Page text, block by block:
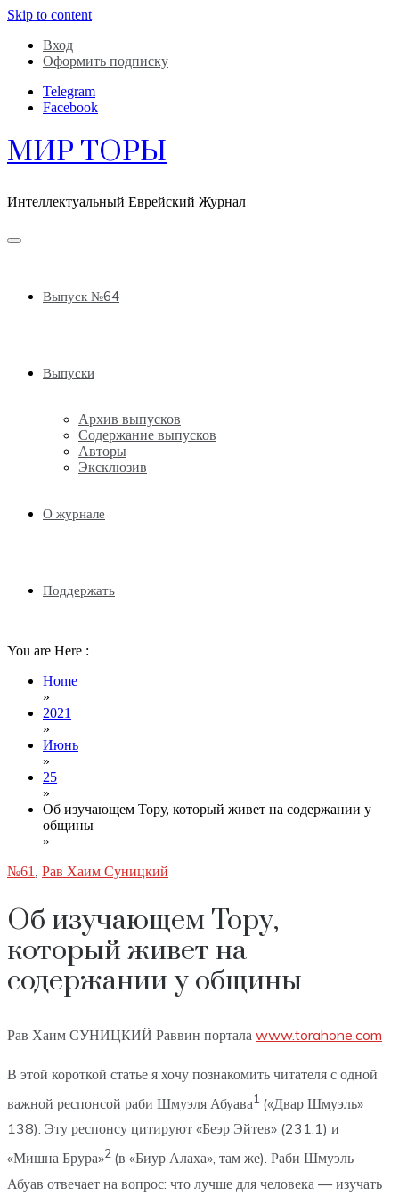
Skip to content
Вход
Оформить подписку
Telegram
Facebook
МИР ТОРЫ
Интеллектуальный Еврейский Журнал
Выпуск №64
Выпуски
Архив выпусков
Содержание выпусков
Авторы
Эксклюзив
О журнале
Поддержать
You are Here :
Home
»
2021
»
Июнь
»
25
»
Об изучающем Тору, который живет на содержании у
общины
»
№61 , Рав Хаим Суницкий
Об изучающем Тору,
который живет на
содержании у общины
Рав Хаим СУНИЦКИЙ Раввин портала www.torahone.com
В этой короткой статье я хочу познакомить читателя с одной
важной респонсой раби Шмуэля Абуава1 («Двар Шмуэль»
138). Эту респонсу цитируют «Беэр Эйтев» (231.1) и
«Мишна Брура»2 (в «Биур Алаха», там же). Раби Шмуэль
Абуав отвечает на вопрос: что лучше для человека — изучать